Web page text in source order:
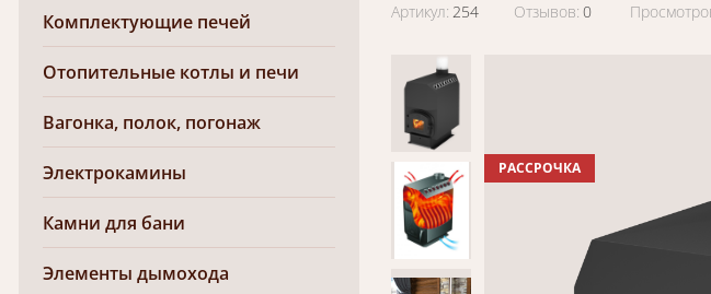
Комплектующие печей
Отопительные котлы и печи
Вагонка, полок, погонаж
Электрокамины
Камни для бани
Элементы дымохода
Артикул: 254 Отзывов: 0
РАССРОЧКА